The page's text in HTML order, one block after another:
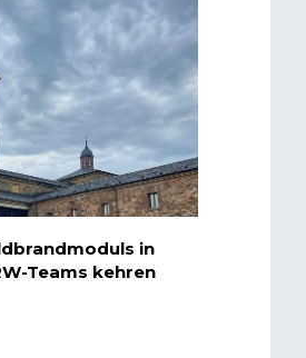
in
Teams kehren